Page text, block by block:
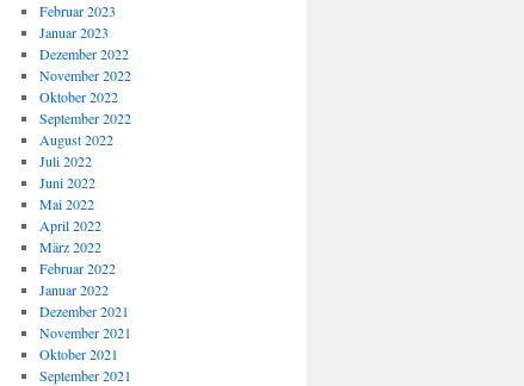
Februar 2023
Januar 2023
Dezember 2022
November 2022
Oktober 2022
September 2022
August 2022
Juli 2022
Juni 2022
Mai 2022
April 2022
März 2022
Februar 2022
Januar 2022
Dezember 2021
November 2021
Oktober 2021
September 2021